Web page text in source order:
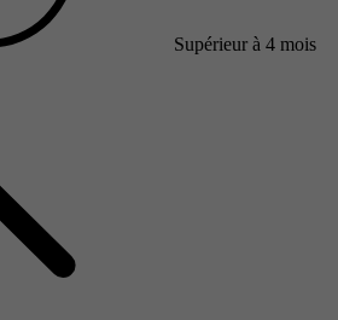
Supérieur à 4 mois